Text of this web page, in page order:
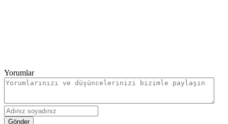
Yorumlar
Gönder